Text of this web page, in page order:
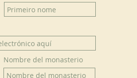
Nombre del monasterio